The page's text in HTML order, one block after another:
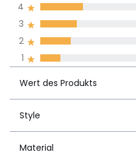
4
1
2
3
4
Wert des Produkts
Style
Material